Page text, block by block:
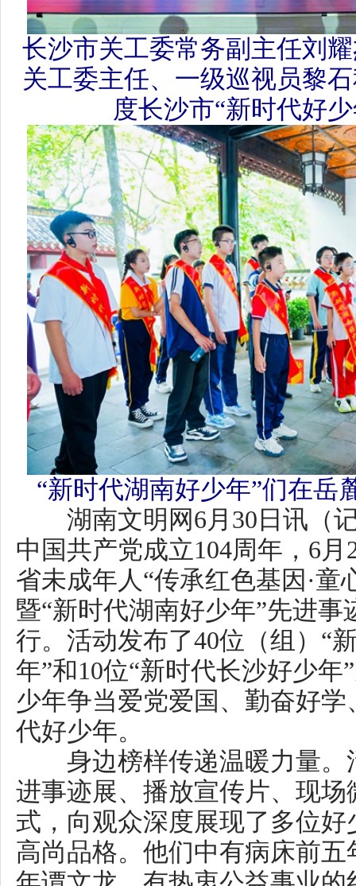
“新时代湖南好少年”们在岳麓
湖南文明网6月30日讯（记者
中国共产党成立104周年，6月28
省未成年人“传承红色基因·童心
暨“新时代湖南好少年”先进事迹
行。活动发布了40位（组）“新
年”和10位“新时代长沙好少年”
少年争当爱党爱国、勤奋好学、
代好少年。
身边榜样传递温暖力量。活
进事迹展、播放宣传片、现场微
式，向观众深度展现了多位好少
高尚品格。他们中有病床前五年
年谭文龙，有热衷公益事业的红
卓恩，还有七岁水下救人的小英
来自身边、真实可感的同龄榜样
的行动，展现了新时代青少年朝
为的精神风貌，为大家树立了可
的身边楷模。
“我想通过公益活动让更多人
们，也关心、爱护他们。”现场微
时代湖南好少年”孟艾萱讲述了
学“洋洋”的经历，参与并策划开
活动，用自己的实际行动帮助他
好少年”周奕唯主动分担环卫工
阻陪伴扫街。他坚定地说：“妈